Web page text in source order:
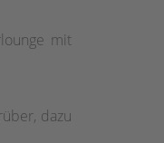
mit
dazu